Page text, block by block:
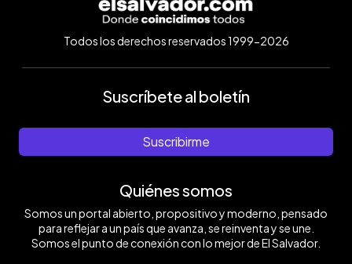
Todos los derechos reservados 1999-2026
Suscríbete al boletín
Suscribirme
Quiénes somos
Somos un portal abierto, propositivo y moderno, pensado
para reflejar a un país que avanza, se reinventa y se une.
Somos el punto de conexión con lo mejor de El Salvador.